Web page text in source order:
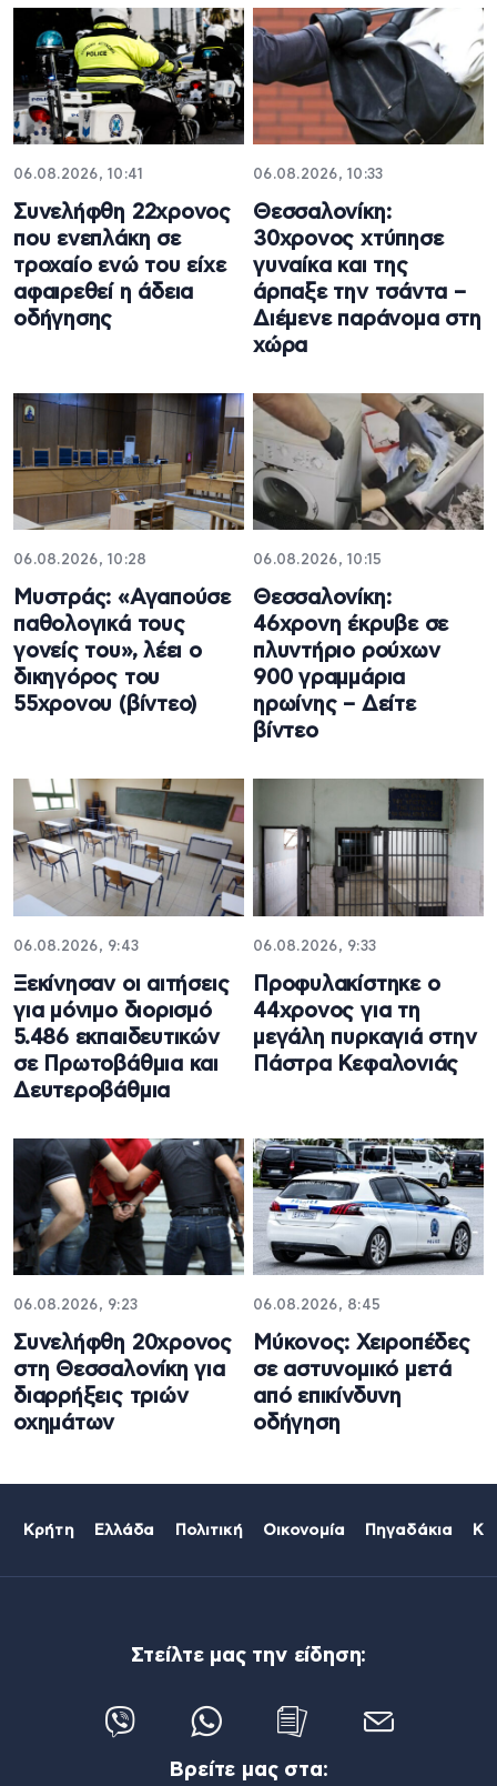
06.08.2026, 10:41
Συνελήφθη 22χρονος
που ενεπλάκη σε
τροχαίο ενώ του είχε
αφαιρεθεί η άδεια
οδήγησης
06.08.2026, 10:33
Θεσσαλονίκη:
30χρονος χτύπησε
γυναίκα και της
άρπαξε την τσάντα –
Διέμενε παράνομα στη
χώρα
06.08.2026, 10:28
Μυστράς: «Αγαπούσε
παθολογικά τους
γονείς του», λέει ο
δικηγόρος του
55χρονου (βίντεο)
06.08.2026, 10:15
Θεσσαλονίκη:
46χρονη έκρυβε σε
πλυντήριο ρούχων
900 γραμμάρια
ηρωίνης – Δείτε
βίντεο
06.08.2026, 9:43
Ξεκίνησαν οι αιτήσεις
για μόνιμο διορισμό
5.486 εκπαιδευτικών
σε Πρωτοβάθμια και
Δευτεροβάθμια
06.08.2026, 9:33
Προφυλακίστηκε ο
44χρονος για τη
μεγάλη πυρκαγιά στην
Πάστρα Κεφαλονιάς
06.08.2026, 9:23
Συνελήφθη 20χρονος
στη Θεσσαλονίκη για
διαρρήξεις τριών
οχημάτων
06.08.2026, 8:45
Μύκονος: Χειροπέδες
σε αστυνομικό μετά
από επικίνδυνη
οδήγηση
Κρήτη Ελλάδα Πολιτική Οικονομία Πηγαδάκια
Στείλτε μας την είδηση:
Βρείτε μας στα: